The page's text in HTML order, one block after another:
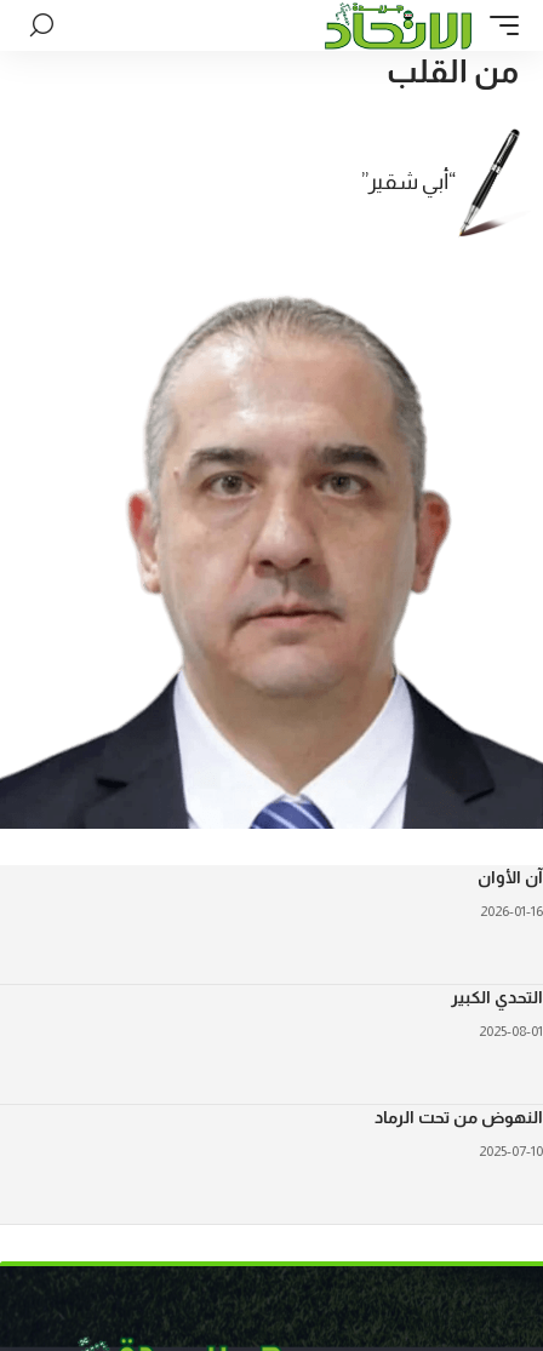
من القلب
“أبي شقير”
الأوان
2026-01-
الكبير
2025-08-
من تحت الرماد
2025-07-